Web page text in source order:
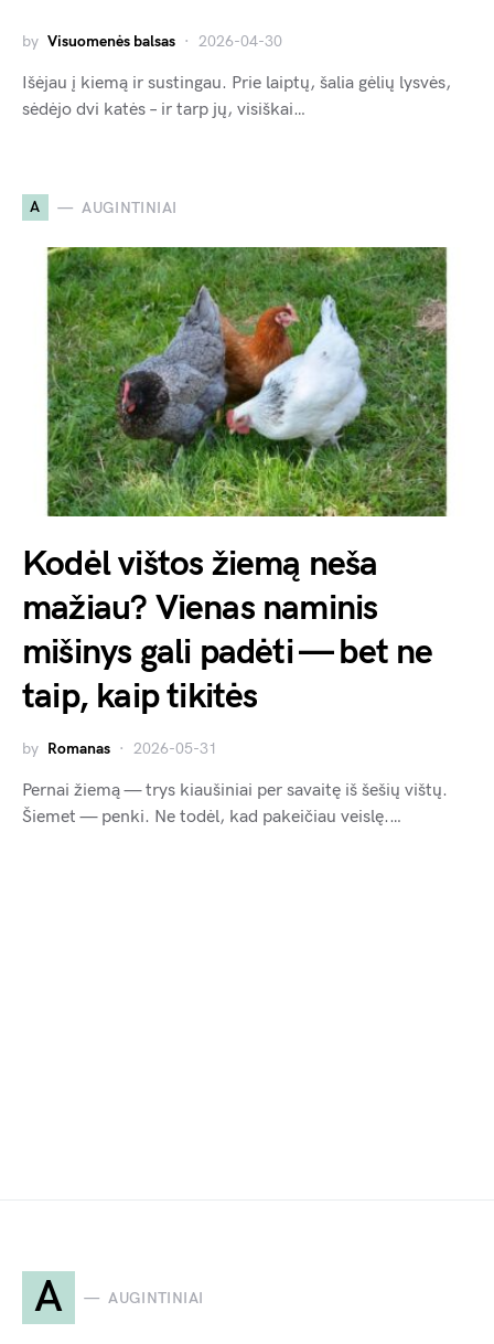
by Visuomenės balsas 2026-04-30
Išėjau į kiemą ir sustingau. Prie laiptų, šalia gėlių lysvės,
sėdėjo dvi katės – ir tarp jų, visiškai…
A AUGINTINIAI
Kodėl vištos žiemą neša
mažiau? Vienas naminis
mišinys gali padėti — bet ne
taip, kaip tikitės
by Romanas 2026-05-31
Pernai žiemą — trys kiaušiniai per savaitę iš šešių vištų.
Šiemet — penki. Ne todėl, kad pakeičiau veislę.…
A AUGINTINIAI